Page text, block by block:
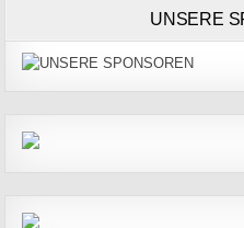
UNSERE